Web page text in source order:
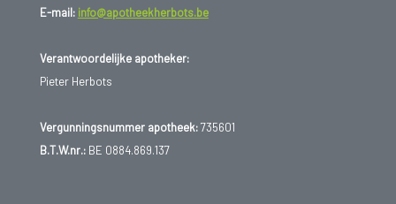
E-mail: info@apotheekherbots.be
Verantwoordelijke apotheker:
Pieter Herbots
Vergunningsnummer apotheek:735601
B.T.W.nr.:BE 0884.869.137